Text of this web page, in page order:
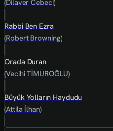
(Dilaver Cebeci)
Rabbi Ben Ezra
(Robert Browning)
Orada Duran
(Vecihi TİMUROĞLU)
Büyük Yolların Haydudu
(Attila İlhan)